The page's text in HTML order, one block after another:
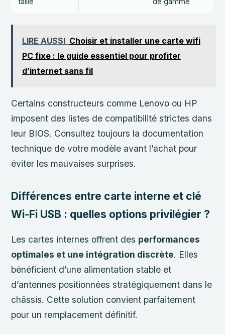
LIRE AUSSI Choisir et installer une carte wifi
PC fixe : le guide essentiel pour profiter
d’internet sans fil
Certains constructeurs comme Lenovo ou HP
imposent des listes de compatibilité strictes dans
leur BIOS. Consultez toujours la documentation
technique de votre modèle avant l’achat pour
éviter les mauvaises surprises.
Différences entre carte interne et clé
Wi-Fi USB : quelles options privilégier ?
Les cartes internes offrent des performances
optimales et une intégration discrète. Elles
bénéficient d’une alimentation stable et
d’antennes positionnées stratégiquement dans le
châssis. Cette solution convient parfaitement
pour un remplacement définitif.